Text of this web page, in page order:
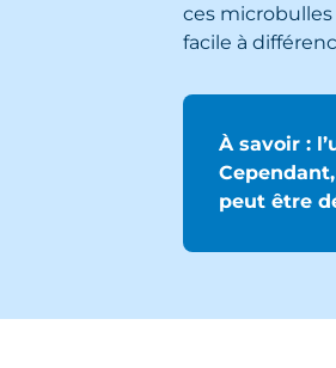
ces
facile à
À savoir :
peut être